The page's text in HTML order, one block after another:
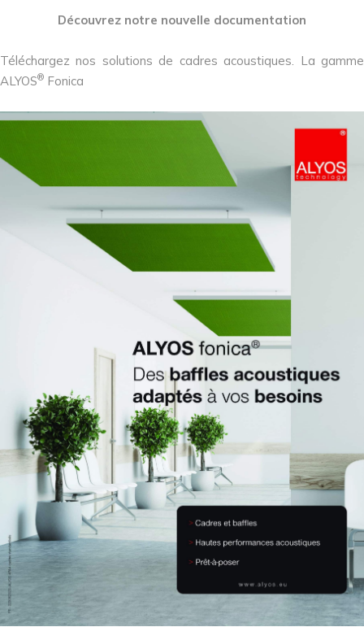
Découvrez notre nouvelle documentation
Téléchargez nos solutions de cadres acoustiques. La gamme
ALYOS® Fonica